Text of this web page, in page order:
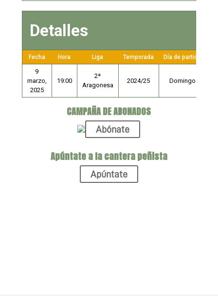
Detalles
Fecha Hora Liga Temporada Día de partido
9
marzo,
2025
19:00
2ª
Aragonesa
2024/25 Domingo
CAMPAÑA DE ABONADOS
Abónate
Apúntate a la cantera peñista
Apúntate